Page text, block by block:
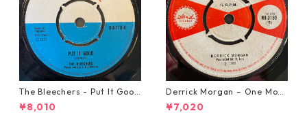
The Bleechers - Put It Good
【7-21637】
¥8,010
Derrick Morgan – One Morn
ing In May【7-21653】
¥7,020